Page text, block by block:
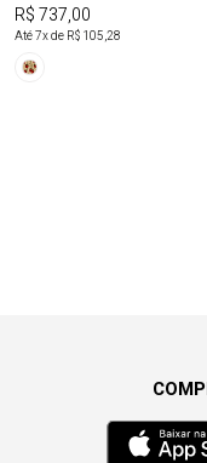
R$ 737,00
Até7x de R$ 105,28